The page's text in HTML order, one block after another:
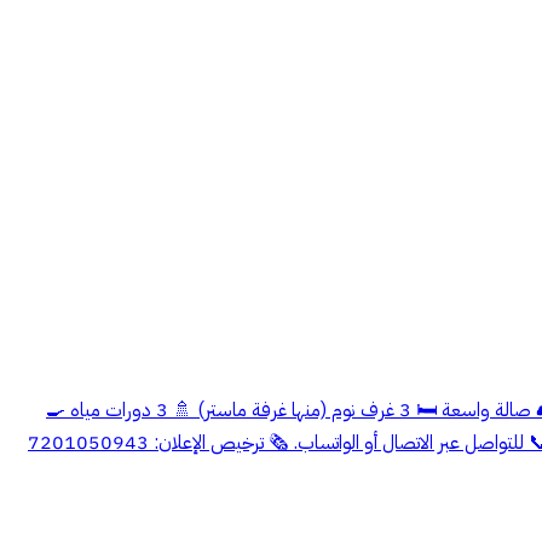
📍 الطائف | مخطط الوسام ١ 🏡 دور أرضي للإيجار بمساحة وتوزيع يناسب العائلات الكبيرة. ✨ يتكون من: 🛋️ مجلس رجال 🍽️ مقلط 👩 مجلس نساء 🛋️ صالة واسعة 🛏️ 3 غرف نوم (منها غرفة ماستر) 🚿 3 دورات مياه 🍳
مطبخ أمريكي 📦 مستودع (مناسب أيضًا كغرفة غسيل) 🌿 حوش أمامي واسع مع إمكانية عمل فاصل لخصوصية أكبر. 💰 الإيجار: 40,000 ريال سنويًا. 📞 للتواصل عبر الاتصال أو الواتساب. 🗞️ ترخيص الإعلان: 7201050943